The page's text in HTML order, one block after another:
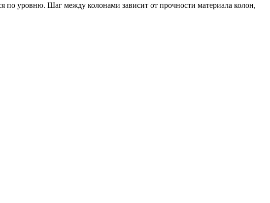
по уровню. Шаг между колонами зависит от прочности материала колон,